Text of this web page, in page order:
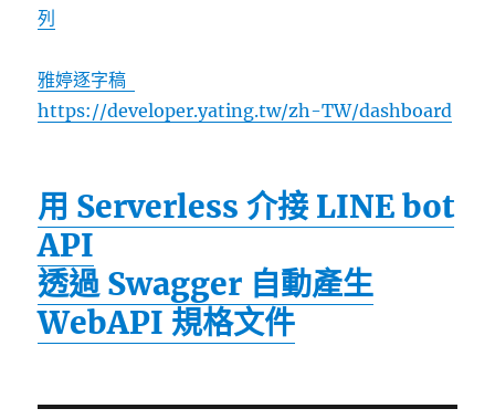
列
雅婷逐字稿
https://developer.yating.tw/zh-TW/dashboard
用 Serverless 介接 LINE bot
API
透過 Swagger 自動產生
WebAPI 規格文件